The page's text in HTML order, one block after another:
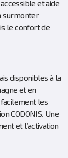
et aide
surmonter
le confort de
disponibles à la
et en
les
CODONIS. Une
et l’activation